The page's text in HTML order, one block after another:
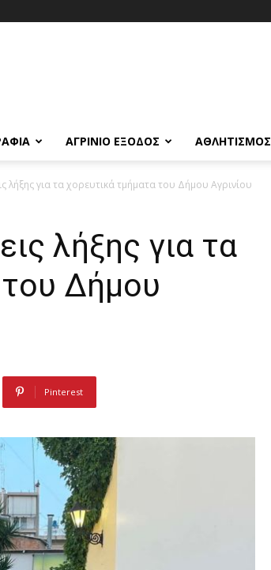
ΑΓΡΊΝΙΟ ΈΞΟΔΟΣ ΑΘΛΗΤΙΣΜΌΣ
λήξης για τα χορευτικά τμήματα του Δήμου Αγρινίου
λήξης για τα
Δήμου
Pinterest